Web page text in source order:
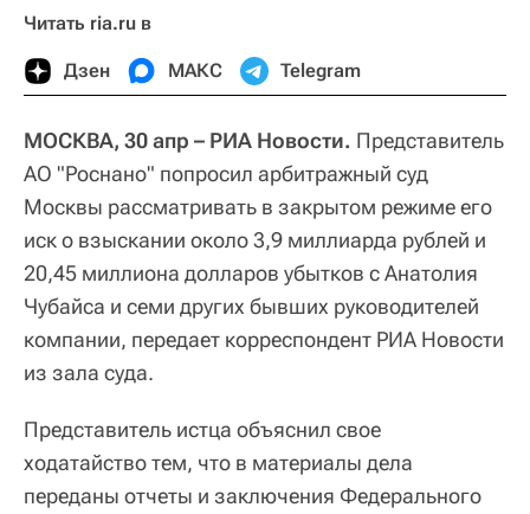
Читать ria.ru в
Дзен МАКС Telegram
МОСКВА, 30 апр – РИА Новости. Представитель
АО "Роснано" попросил арбитражный суд
Москвы рассматривать в закрытом режиме его
иск о взыскании около 3,9 миллиарда рублей и
20,45 миллиона долларов убытков с Анатолия
Чубайса и семи других бывших руководителей
компании, передает корреспондент РИА Новости
из зала суда.
Представитель истца объяснил свое
ходатайство тем, что в материалы дела
переданы отчеты и заключения Федерального